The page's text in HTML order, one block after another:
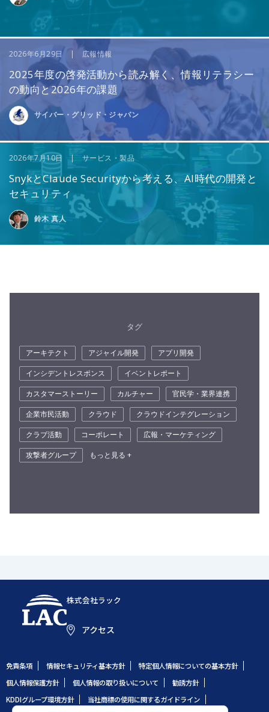
2026年6月29日 | 広報情報
2025年度の啓発活動から読み解く、情報リテラシー
の動向と2026年の課題
サイバー・グリッド・ジャパン
2026年7月10日 | サービス・製品
SnykとClaude Securityから考える、AI時代の開発と
セキュリティ
鈴木 真人
タグ
アーキテクト アジャイル開発
アプリ開発
インシデントレスポンス
イベントレポート
カスタマーストーリー
カルチャー
官民学・業界連携
企業市民活動
クラウド
クラウドインテグレーション
クラブ活動
コーポレート
広報・マーケティング
攻撃者グループ
もっと見る +
株式会社ラック
アクセス
免責条項 情報セキュリティ基本方針
特定個人情報についての基本方針
個人情報保護方針
個人情報の取り扱いについて
勧誘方針
KDDIグループ環境方針
当社商標の使用に関するガイドライン